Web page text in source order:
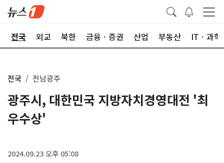
전국 외교 북한 금융ㆍ증권 산업 부동산 ITㆍ과학
전국 전남광주
광주시, 대한민국 지방자치경영대전 '최
우수상'
2024.09.23 오후 05:08